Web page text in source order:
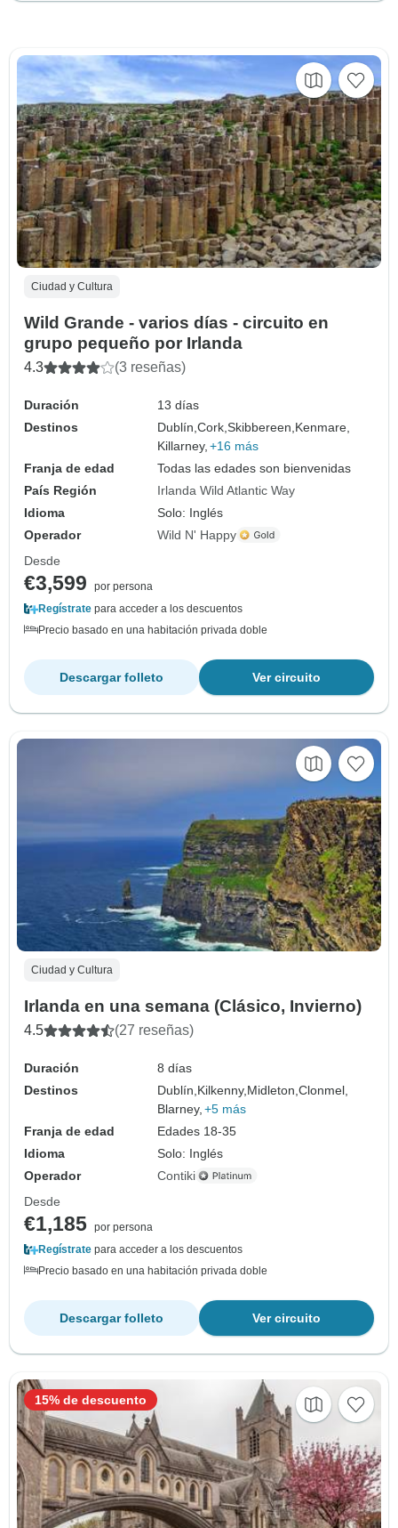
Ciudad y Cultura
Wild Grande - varios días - circuito en
grupo pequeño por Irlanda
4.3 (3 reseñas)
Duración
13 días
Destinos
Dublín,Cork,Skibbereen, Kenmare,
Killarney, +16 más
Franja de edad
Todas las edades son bienvenidas
País Región
Irlanda Wild Atlantic Way
Idioma
Solo: Inglés
Operador
Wild N' Happy
Desde
€3,599
por persona
Regístrate para acceder a los descuentos
Precio basado en una habitación privada doble
Ver circuito
Descargar folleto
Ciudad y Cultura
Irlanda en una semana (Clásico, Invierno)
4.5 (27 reseñas)
Duración
8 días
Destinos
Dublín, Kilkenny, Midleton,Clonmel,
Blarney, +5 más
Franja de edad
Edades 18-35
Idioma
Solo: Inglés
Operador
Contiki
Desde
€1,185 por persona
Regístrate para acceder a los descuentos
Precio basado en una habitación privada doble
Ver circuito
Descargar folleto
15% de descuento